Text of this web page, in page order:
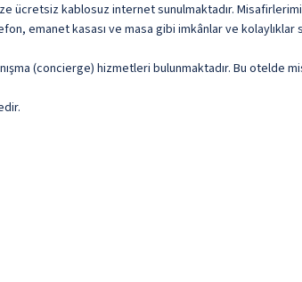
ücretsiz kablosuz internet sunulmaktadır.
emanet kasası ve masa gibi imkânlar ve kolaylıklar
(concierge) hizmetleri bulunmaktadır. Bu otelde